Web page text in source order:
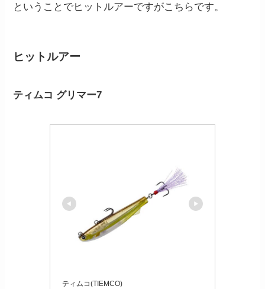
ということでヒットルアーですがこちらです。
ヒットルアー
ティムコ グリマー7
ティムコ(TIEMCO)